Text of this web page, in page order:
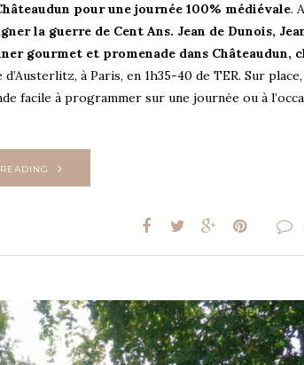
pour une journée 100% médiévale.
la guerre de Cent Ans. Jean de Dunois,
gourmet et promenade dans Châteaudun,
à Paris, en 1h35-40 de TER. Sur
facile à programmer sur une journée ou à